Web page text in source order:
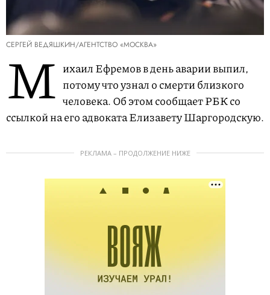
СЕРГЕЙ ВЕДЯШКИН/АГЕНТСТВО «МОСКВА»
М ихаил Ефремов в день аварии выпил,
потому что узнал о смерти близкого
человека. Об этом сообщает РБК со
ссылкой на его адвоката Елизавету Шаргородскую.
РЕКЛАМА – ПРОДОЛЖЕНИЕ НИЖЕ